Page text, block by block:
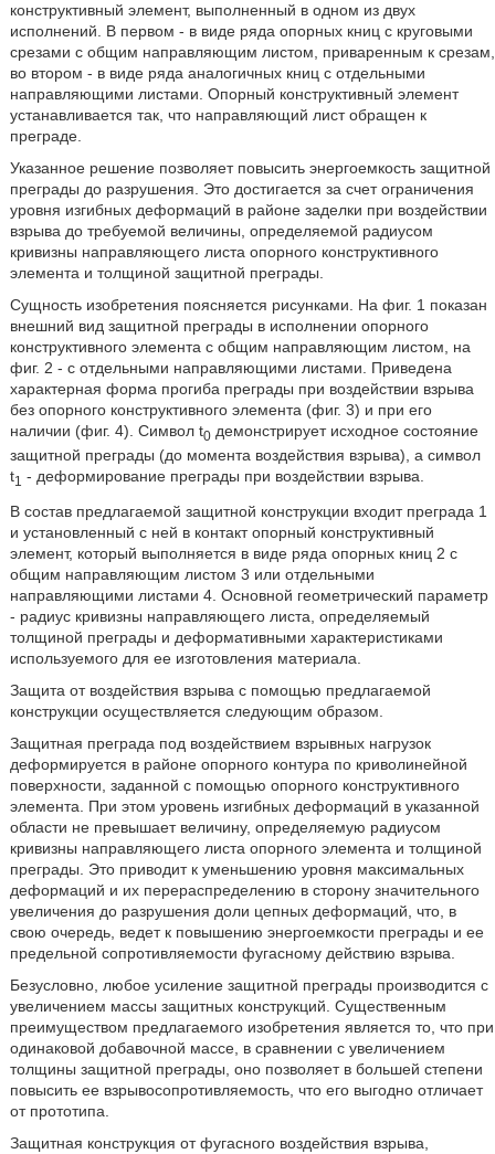
конструктивный элемент, выполненный в одном из двух
исполнений. В первом - в виде ряда опорных книц с круговыми
срезами с общим направляющим листом, приваренным к срезам,
во втором - в виде ряда аналогичных книц с отдельными
направляющими листами. Опорный конструктивный элемент
устанавливается так, что направляющий лист обращен к
преграде.
Указанное решение позволяет повысить энергоемкость защитной
преграды до разрушения. Это достигается за счет ограничения
уровня изгибных деформаций в районе заделки при воздействии
взрыва до требуемой величины, определяемой радиусом
кривизны направляющего листа опорного конструктивного
элемента и толщиной защитной преграды.
Сущность изобретения поясняется рисунками. На фиг. 1 показан
внешний вид защитной преграды в исполнении опорного
конструктивного элемента с общим направляющим листом, на
фиг. 2 - с отдельными направляющими листами. Приведена
характерная форма прогиба преграды при воздействии взрыва
без опорного конструктивного элемента (фиг. 3) и при его
наличии (фиг. 4). Символ t0демонстрирует исходное состояние
защитной преграды (до момента воздействия взрыва), а символ
t1 - деформирование преграды при воздействии взрыва.
В состав предлагаемой защитной конструкции входит преграда 1
и установленный с ней в контакт опорный конструктивный
элемент, который выполняется в виде ряда опорных книц 2 с
общим направляющим листом 3 или отдельными
направляющими листами 4. Основной геометрический параметр
- радиус кривизны направляющего листа, определяемый
толщиной преграды и деформативными характеристиками
используемого для ее изготовления материала.
Защита от воздействия взрыва с помощью предлагаемой
конструкции осуществляется следующим образом.
Защитная преграда под воздействием взрывных нагрузок
деформируется в районе опорного контура по криволинейной
поверхности, заданной с помощью опорного конструктивного
элемента. При этом уровень изгибных деформаций в указанной
области не превышает величину, определяемую радиусом
кривизны направляющего листа опорного элемента и толщиной
преграды. Это приводит к уменьшению уровня максимальных
деформаций и их перераспределению в сторону значительного
увеличения до разрушения доли цепных деформаций, что, в
свою очередь, ведет к повышению энергоемкости преграды и ее
предельной сопротивляемости фугасному действию взрыва.
Безусловно, любое усиление защитной преграды производится с
увеличением массы защитных конструкций. Существенным
преимуществом предлагаемого изобретения является то, что при
одинаковой добавочной массе, в сравнении с увеличением
толщины защитной преграды, оно позволяет в большей степени
повысить ее взрывосопротивляемость, что его выгодно отличает
от прототипа.
Защитная конструкция от фугасного воздействия взрыва,